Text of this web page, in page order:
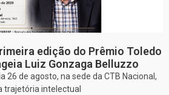
edição do Prêmio Toledo
Luiz Gonzaga Belluzzo
26 de agosto, na sede da CTB Nacional,
trajetória intelectual